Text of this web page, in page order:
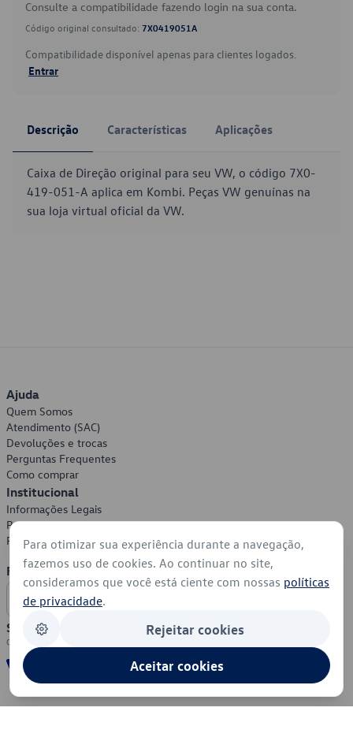
Consulte a compatibilidade fazendo login na sua conta.
Código original consultado: 7X0419051A
Compatibilidade disponível apenas para clientes logados.
Entrar
Descrição Características Aplicações
Caixa de Direção original para seu VW, o código 7X0-
419-051-A aplica em Kombi. Peças VW genuínas na
sua loja virtual oficial da VW.
Ajuda
Quem Somos
Atendimento (SAC)
Devoluções e trocas
Perguntas Frequentes
Como comprar
Institucional
Informações Legais
Política de Privacidade
Política de Cookies
Formas de Pagamento
Segurança
Para otimizar sua experiência durante a navegação,
fazemos uso de cookies. Ao continuar no site,
consideramos que você está ciente com nossas políticas
de privacidade.
Rejeitar cookies
Aceitar cookies